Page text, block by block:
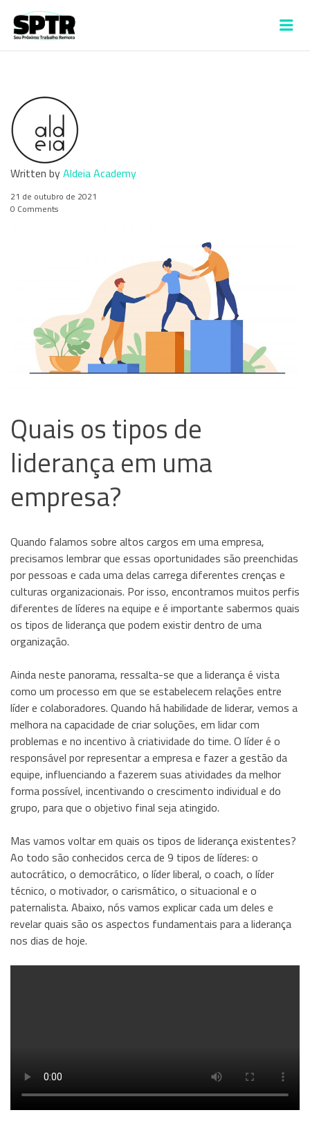
Written byAldeia Academy
21 de outubro de 2021
0 Comments
Quais os tipos de
liderança em uma
empresa?
Quando falamos sobre altos cargos em uma empresa,
precisamos lembrar que essas oportunidades são preenchidas
por pessoas e cada uma delas carrega diferentes crenças e
culturas organizacionais. Por isso, encontramos muitos perfis
diferentes de líderes na equipe e é importante sabermos quais
os tipos de liderança que podem existir dentro de uma
organização.
Ainda neste panorama, ressalta-se que a liderança é vista
como um processo em que se estabelecem relações entre
líder e colaboradores. Quando há habilidade de liderar, vemos a
melhora na capacidade de criar soluções, em lidar com
problemas e no incentivo à criatividade do time. O líder é o
responsável por representar a empresa e fazer a gestão da
equipe, influenciando a fazerem suas atividades da melhor
forma possível, incentivando o crescimento individual e do
grupo, para que o objetivo final seja atingido.
Mas vamos voltar em quais os tipos de liderança existentes?
Ao todo são conhecidos cerca de 9 tipos de líderes: o
autocrático, o democrático, o líder liberal, o coach, o líder
técnico, o motivador, o carismático, o situacional e o
paternalista. Abaixo, nós vamos explicar cada um deles e
revelar quais são os aspectos fundamentais para a liderança
nos dias de hoje.